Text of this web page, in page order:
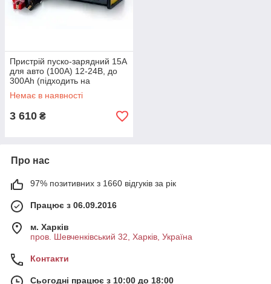
Пристрій пуско-зарядний 15А
для авто (100А) 12-24В, до
300Ah (підходить на
свинцево-кислотні АКБ)
(стрілочний індикатор) СИЛА
Немає в наявності
3 610 ₴
Про нас
97% позитивних з 1660 відгуків за рік
Працює з 06.09.2016
м. Харків
пров. Шевченківський 32, Харків, Україна
Контакти
Сьогодні працює з 10:00 до 18:00